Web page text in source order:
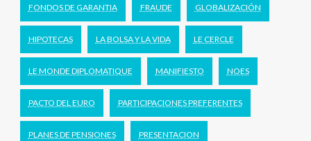
FONDOS DE GARANTIA FRAUDE GLOBALIZACIÓN
HIPOTECAS LA BOLSA Y LA VIDA LE CERCLE
LE MONDE DIPLOMATIQUE MANIFIESTO NOES
PACTO DEL EURO PARTICIPACIONES PREFERENTES
PLANES DE PENSIONES PRESENTACION